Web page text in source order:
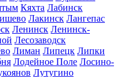
Кяхта Лабинск
Лакинск Лангепас
Ленинск Ленинск-
Лесозаводск
Лиман Липецк Липки
Лодейное Поле Лосино-
Лутугино